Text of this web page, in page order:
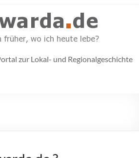
zur Lokal- und Regionalgeschichte